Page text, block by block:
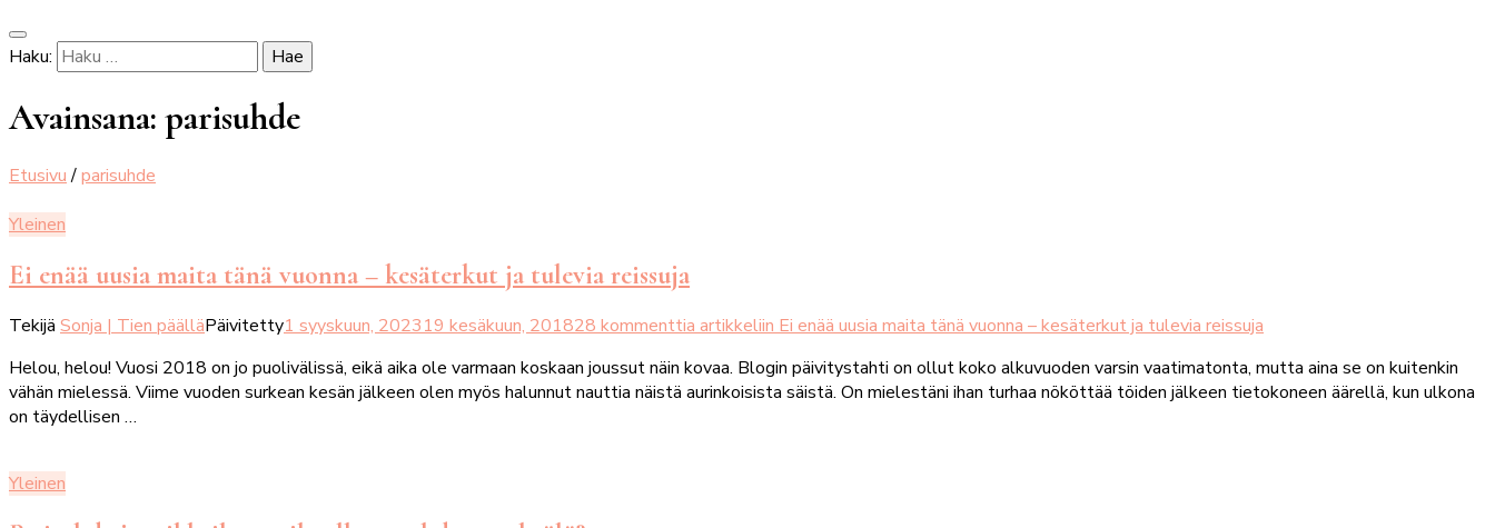
Haku:
Avainsana: parisuhde
Etusivu /parisuhde
Yleinen
Ei enää uusia maita tänä vuonna – kesäterkut ja tulevia reissuja
Tekijä Sonja | Tien päälläPäivitetty1 syyskuun, 202319 kesäkuun, 201828 kommenttia artikkeliin Ei enää uusia maita tänä vuonna – kesäterkut ja tulevia reissuja
Helou, helou! Vuosi 2018 on jo puolivälissä, eikä aika ole varmaan koskaan joussut näin kovaa. Blogin päivitystahti on ollut koko alkuvuoden varsin vaatimatonta, mutta aina se on kuitenkin
vähän mielessä. Viime vuoden surkean kesän jälkeen olen myös halunnut nauttia näistä aurinkoisista säistä. On mielestäni ihan turhaa nököttää töiden jälkeen tietokoneen äärellä, kun ulkona
on täydellisen …
Yleinen